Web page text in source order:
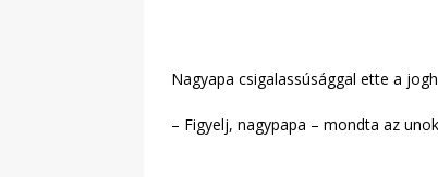
Nagyapa csigalassúsággal ette a
– Figyelj, nagypapa – mondta az